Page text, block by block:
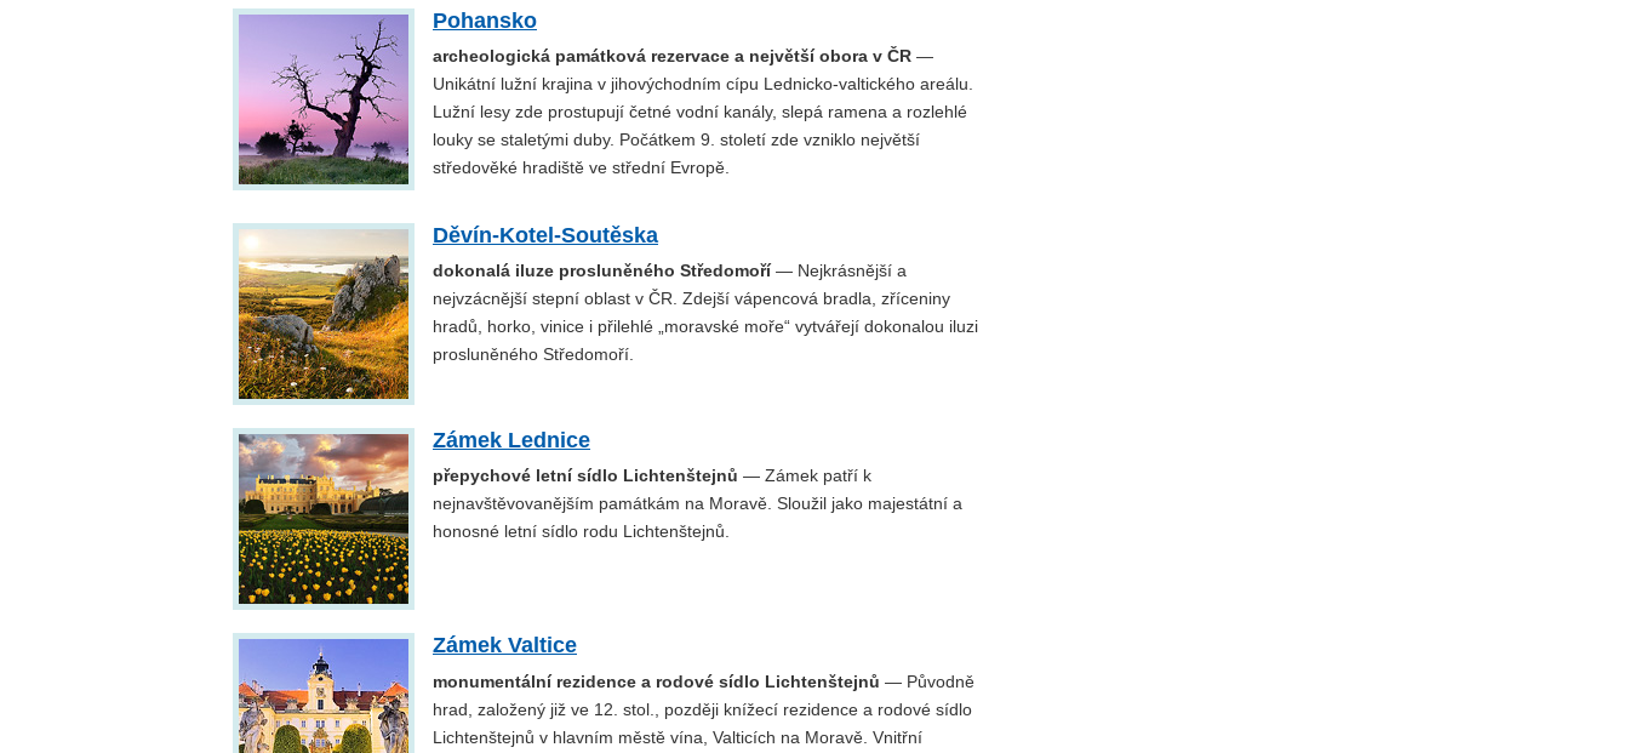
Pohansko
archeologická památková rezervace a největší obora v ČR —
Unikátní lužní krajina v jihovýchodním cípu Lednicko-valtického areálu.
Lužní lesy zde prostupují četné vodní kanály, slepá ramena a rozlehlé
louky se staletými duby. Počátkem 9. století zde vzniklo největší
středověké hradiště ve střední Evropě.
Děvín-Kotel-Soutěska
dokonalá iluze prosluněného Středomoří— Nejkrásnější a
nejvzácnější stepní oblast v ČR. Zdejší vápencová bradla, zříceniny
hradů, horko, vinice i přilehlé „moravské moře“ vytvářejí dokonalou iluzi
prosluněného Středomoří.
Zámek Lednice
přepychové letní sídlo Lichtenštejnů — Zámek patří k
nejnavštěvovanějším památkám na Moravě. Sloužil jako majestátní a
honosné letní sídlo rodu Lichtenštejnů.
Zámek Valtice
monumentální rezidence a rodové sídlo Lichtenštejnů — Původně
hrad, založený již ve 12. stol., později knížecí rezidence a rodové sídlo
Lichtenštejnů v hlavním městě vína, Valticích na Moravě. Vnitřní